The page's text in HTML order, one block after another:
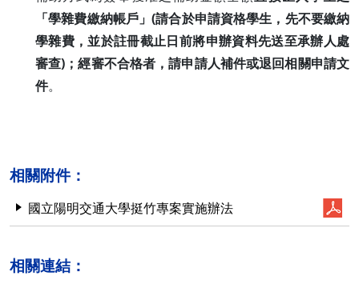
「學雜費繳納帳戶」(請合於申請資格學生，先不要繳納
學雜費，並於註冊截止日前將申辦資料先送至承辦人處
審查)；經審不合格者，請申請人補件或退回相關申請文
件。
相關附件：
國立陽明交通大學挺竹專案實施辦法
相關連結：